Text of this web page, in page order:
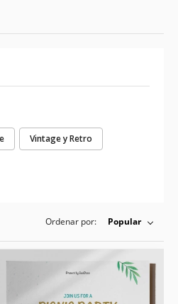
Vintage y Retro
Ordenar por: Popular